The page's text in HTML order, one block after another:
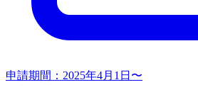
申請期間： 2025年4月1日〜